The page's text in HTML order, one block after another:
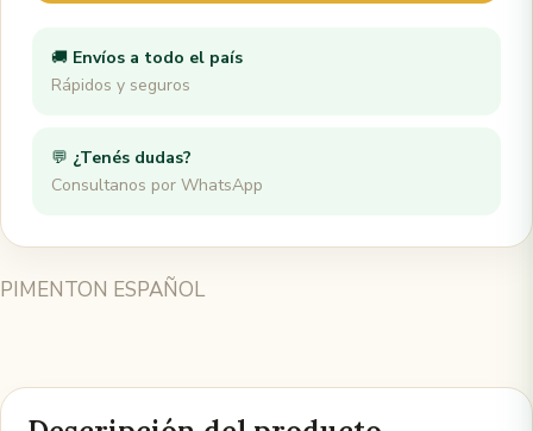
🚚 Envíos a todo el país
Rápidos y seguros
💬 ¿Tenés dudas?
Consultanos por WhatsApp
PIMENTON ESPAÑOL